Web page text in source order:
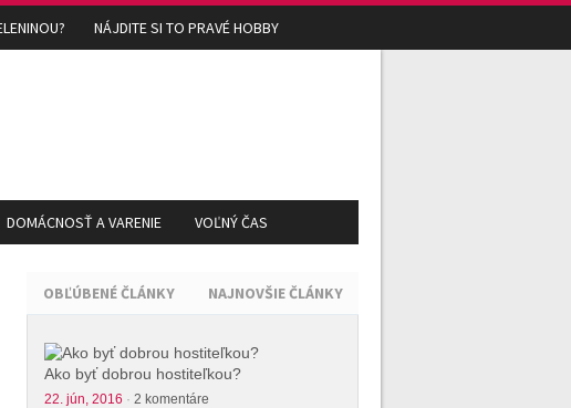
NÁJDITE SI TO PRAVÉ HOBBY
DOMÁCNOSŤ A VARENIE VOĽNÝ ČAS
OBĽÚBENÉ ČLÁNKY NAJNOVŠIE ČLÁNKY
Ako byť dobrou hostiteľkou?
22. jún, 2016 · 2 komentáre